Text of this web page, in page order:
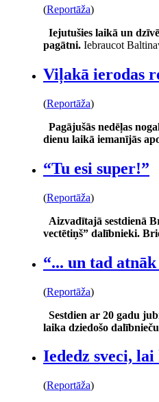
(Reportāža)
Iejutušies laikā un
pagātni. Iebraucot
Viļakā ierodas
(Reportāža)
Pagājušās nedēļas
dienu laikā iemanījās
“Tu esi super!”
(Reportāža)
Aizvadītajā sestdienā
vectētiņš” dalībnieki.
“... un tad
(Reportāža)
Sestdien ar 20 gadu
laika dziedošo
Iededz sveci,
(Reportāža)